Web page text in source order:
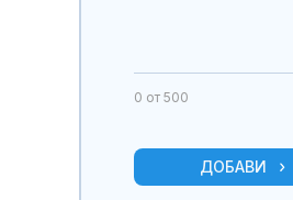
0 от 500
ДОБАВИ